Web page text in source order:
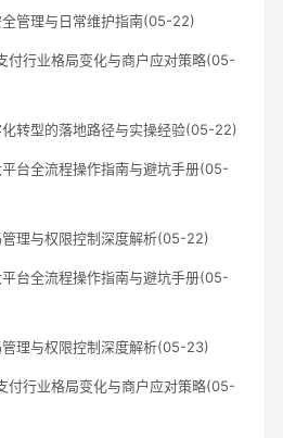
全管理与日常维护指南(05-22)
付行业格局变化与商户应对策略(05-
化转型的落地路径与实操经验(05-22)
台全流程操作指南与避坑手册(05-
管理与权限控制深度解析(05-22)
台全流程操作指南与避坑手册(05-
管理与权限控制深度解析(05-23)
付行业格局变化与商户应对策略(05-